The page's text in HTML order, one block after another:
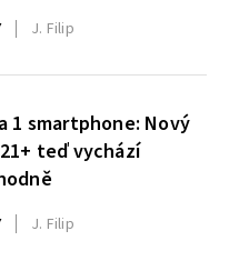
J. Filip
1 smartphone: Nový
teď vychází
J. Filip